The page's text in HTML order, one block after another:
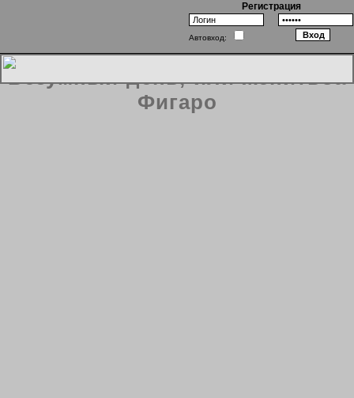
Регистрация
Автовход:
Безумный день, или женитьба
Фигаро